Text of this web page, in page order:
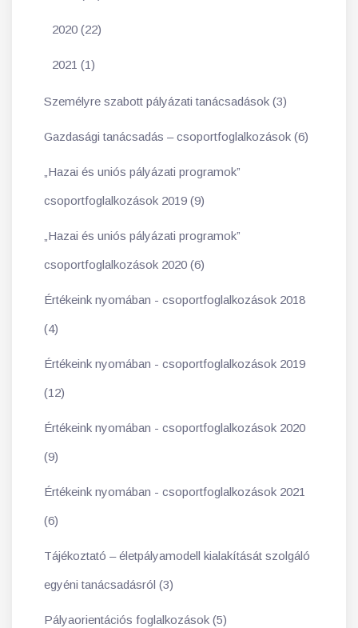
2020 (22)
2021 (1)
Személyre szabott pályázati tanácsadások (3)
Gazdasági tanácsadás – csoportfoglalkozások (6)
„Hazai és uniós pályázati programok”
csoportfoglalkozások 2019 (9)
„Hazai és uniós pályázati programok”
csoportfoglalkozások 2020 (6)
Értékeink nyomában - csoportfoglalkozások 2018
(4)
Értékeink nyomában - csoportfoglalkozások 2019
(12)
Értékeink nyomában - csoportfoglalkozások 2020
(9)
Értékeink nyomában - csoportfoglalkozások 2021
(6)
Tájékoztató – életpályamodell kialakítását szolgáló
egyéni tanácsadásról (3)
Pályaorientációs foglalkozások (5)